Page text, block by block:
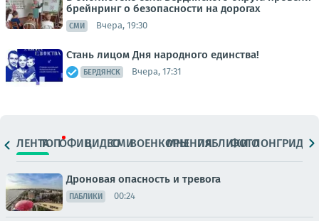
брейнринг о безопасности на дорогах
СМИ Вчера, 19:30
Стань лицом Дня народного единства!
БЕРДЯНСК Вчера, 17:31
ЛЕНТАТОПОФИЦ.ВИДЕОСМИВОЕНКОРЫМНЕНИЯПАБЛИКИ
ФОТОЛОНГРИДЫ
Дроновая опасность и тревога
ПАБЛИКИ 00:24